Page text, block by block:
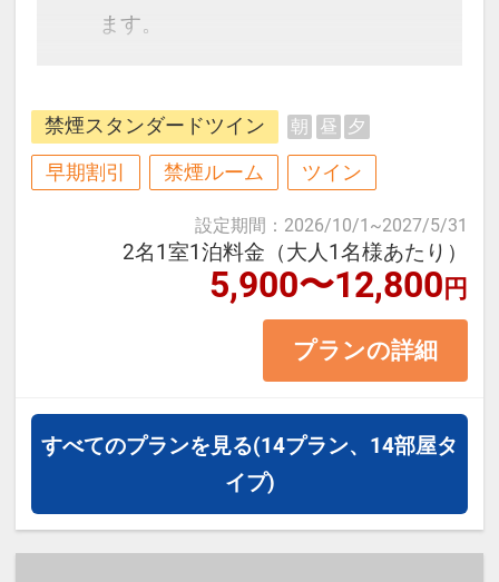
ます。
王室御用達のベッドマット、ロビー
レンタルのレンタル枕コーナー、
調節できるシーリングライトなど、
お客様に快適な睡眠体験をご提供し
ン 20平米 バス・トイレ付
※1名1室は利用除外日がございま
禁煙スタンダードツイン 朝 昼 夕
早期割引 禁煙ルーム ツイン
設定期間 ： 2026/10/1 ~2027/5/31
2名1室1泊料金（大人1名様あたり）
5,900〜12,800円
プランの詳細
すべてのプランを見る(14プラン、14部屋タ
イプ)